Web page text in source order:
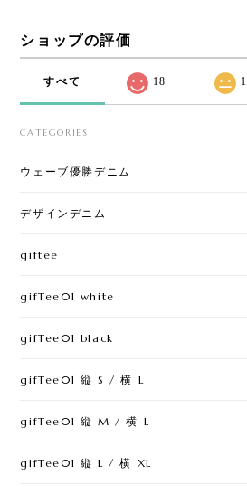
ショップの評価
すべて 18 1
CATEGORIES
ウェーブ優勝デニム
デザインデニム
giftee
gifTee01 white
gifTee01 black
gifTee01 縦 S / 横 L
gifTee01 縦 M / 横 L
gifTee01 縦 L / 横 XL